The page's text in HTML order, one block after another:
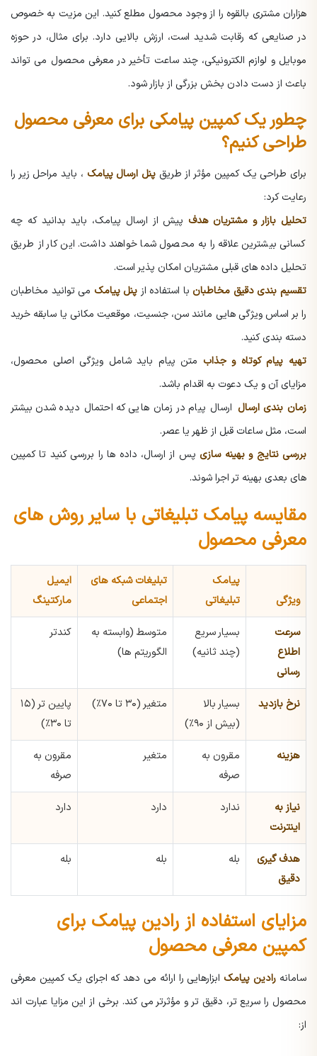
هزاران مشتری بالقوه را از وجود محصول مطلع کنید. این مزیت به خصوص
در صنایعی که رقابت شدید است، ارزش بالایی دارد. برای مثال، در حوزه
موبایل و لوازم الکترونیکی، چند ساعت تأخیر در معرفی محصول می تواند
باعث از دست دادن بخش بزرگی از بازار شود.
چطور یک کمپین پیامکی برای معرفی محصول
طراحی کنیم؟
برای طراحی یک کمپین مؤثر از طریق پنل ارسال پیامک ، باید مراحل زیر را
رعایت کرد:
تحلیل بازار و مشتریان هدف پیش از ارسال پیامک، باید بدانید که چه
کسانی بیشترین علاقه را به محصول شما خواهند داشت. این کار از طریق
تحلیل داده های قبلی مشتریان امکان پذیر است.
تقسیم بندی دقیق مخاطبان با استفاده از پنل پیامک می توانید مخاطبان
را بر اساس ویژگی هایی مانند سن، جنسیت، موقعیت مکانی یا سابقه خرید
دسته بندی کنید.
تهیه پیام کوتاه و جذاب متن پیام باید شامل ویژگی اصلی محصول،
مزایای آن و یک دعوت به اقدام باشد.
زمان بندی ارسال ارسال پیام در زمان هایی که احتمال دیده شدن بیشتر
است، مثل ساعات قبل از ظهر یا عصر.
بررسی نتایج و بهینه سازی پس از ارسال، داده ها را بررسی کنید تا کمپین
های بعدی بهینه تر اجرا شوند.
مقایسه پیامک تبلیغاتی با سایر روش های
معرفی محصول
ویژگی
پیامک
تبلیغاتی
تبلیغات شبکه های
اجتماعی
ایمیل
مارکتینگ
سرعت
اطلاع
رسانی
بسیار سریع
(چند ثانیه)
متوسط (وابسته به
الگوریتم ها)
کندتر
نرخ بازدید
بسیار بالا
(بیش از ۹۰٪)
متغیر (۳۰ تا ۷۰٪)
پایین تر (۱۵
تا ۳۰٪)
هزینه
مقرون به
صرفه
متغیر
مقرون به
صرفه
نیاز به
اینترنت
ندارد دارد دارد
هدف گیری
دقیق
بله بله بله
مزایای استفاده از رادین پیامک برای
کمپین معرفی محصول
سامانه رادین پیامک ابزارهایی را ارائه می دهد که اجرای یک کمپین معرفی
محصول را سریع تر، دقیق تر و مؤثرتر می کند. برخی از این مزایا عبارت اند
از: